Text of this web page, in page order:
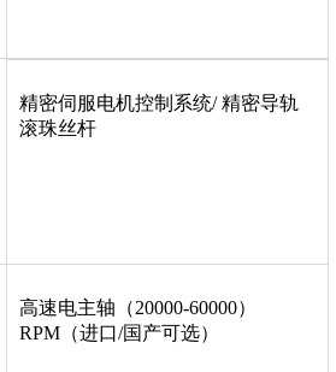
精密伺服电机控制系统/ 精密导轨
滚珠丝杆
高速电主轴（20000-60000）
RPM（进口/国产可选）